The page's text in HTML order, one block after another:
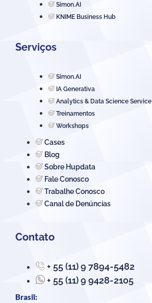
Simon.AI
KNIME Business Hub
Serviços
Simon.AI
IA Generativa
Analytics & Data Science Service
Treinamentos
Workshops
Cases
Blog
Sobre Hupdata
Fale Conosco
Trabalhe Conosco
Canal de Denúncias
Contato
+ 55 (11) 9 7894-5482
+ 55 (11) 9 9428-2105
Brasil: